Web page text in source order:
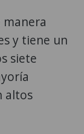
manera
y tiene un
siete
altos